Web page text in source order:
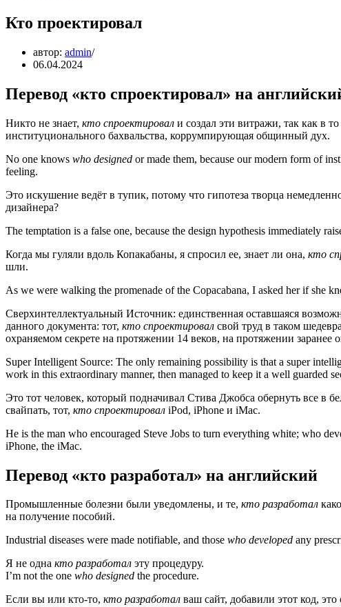
Кто проектировал
автор: admin
06.04.2024
Перевод «кто спроектировал» на
Никто не знает, кто спроектировал и создал эти витражи, так как в
институционального бахвальства, коррумпирующая общинный дух.
No one knows who designed or made them, because our modern form of
feeling.
Это искушение ведёт в тупик, потому что гипотеза творца
дизайнера?
The temptation is a false one, because the design hypothesis immediately
Когда мы гуляли вдоль Копакабаны, я спросил ее, знает ли она, кто
шли.
As we were walking the promenade of the Copacabana, I asked her if she
Сверхинтеллектуальный Источник: единственная оставшаяся
данного документа: тот, кто спроектировал свой труд в таком
охраняемом секрете на протяжении 14 веков, на протяжении заранее
Super Intelligent Source: The only remaining possibility is that a super
work in this extraordinary manner, then managed to keep it a well guarded
Это тот человек, который подначивал Стива Джобса обернуть все в
свайпать, тот, кто спроектировал iPod, iPhone и iMac.
He is the man who encouraged Steve Jobs to turn everything white; who
iPhone, the iMac.
Перевод «кто разработал» на английский
Промышленные болезни были уведомлены, и те, кто разработал
на получение пособий.
Industrial diseases were made notifiable, and those who developed any
Я не одна кто разработал эту процедуру.
I’m not the one who designed the procedure.
Если вы или кто-то, кто разработал ваш сайт, добавили этот код, это